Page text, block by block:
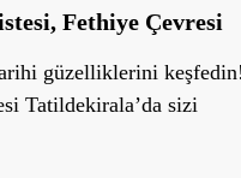
Fethiye Çevresi
güzelliklerini
Tatildekirala’da sizi